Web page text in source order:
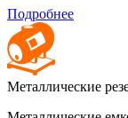
Подробнее
Металлические